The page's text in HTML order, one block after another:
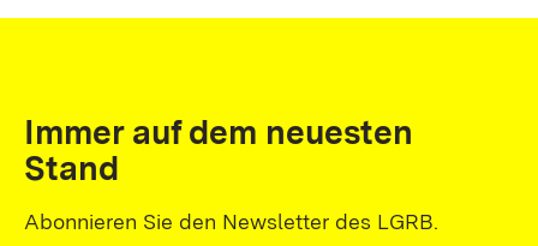
Immer auf dem neuesten
Stand
Abonnieren Sie den Newsletter des LGRB.